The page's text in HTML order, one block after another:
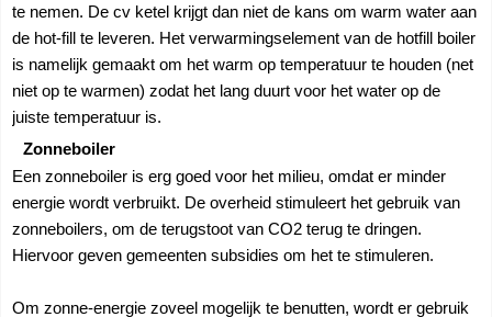
te nemen. De cv ketel krijgt dan niet de kans om warm water aan
de hot-fill te leveren. Het verwarmingselement van de hotfill boiler
is namelijk gemaakt om het warm op temperatuur te houden (net
niet op te warmen) zodat het lang duurt voor het water op de
juiste temperatuur is.
Zonneboiler
Een zonneboiler is erg goed voor het milieu, omdat er minder
energie wordt verbruikt. De overheid stimuleert het gebruik van
zonneboilers, om de terugstoot van CO2 terug te dringen.
Hiervoor geven gemeenten subsidies om het te stimuleren.
Om zonne-energie zoveel mogelijk te benutten, wordt er gebruik